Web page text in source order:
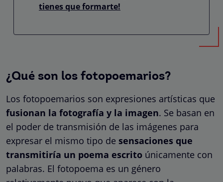
tienes que formarte!
¿Qué son los fotopoemarios?
Los fotopoemarios son expresiones artísticas que
fusionan la fotografía y la imagen. Se basan en
el poder de transmisión de las imágenes para
expresar el mismo tipo de sensaciones que
transmitiría un poema escrito únicamente con
palabras. El fotopoema es un género